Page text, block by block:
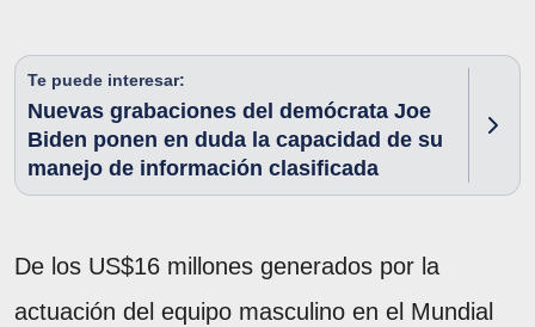
Te puede interesar:
Nuevas grabaciones del demócrata Joe
Biden ponen en duda la capacidad de su
manejo de información clasificada
De los US$16 millones generados por la
actuación del equipo masculino en el Mundial